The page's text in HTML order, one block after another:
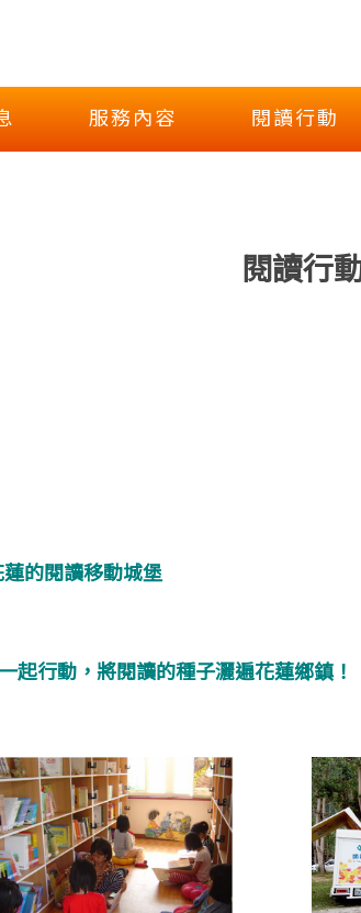
服務內容 閱讀行動
閱讀行
的閱讀移動城堡
起行動， 將閱讀的種子灑遍花蓮鄉鎮！